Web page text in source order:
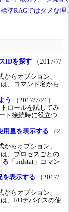
IDを探す （2017/7/
らオプション、
、コマンド名から
う
（2017/7/21）
ロールを試してみ
ト接続時に役立つ
用量を表示する （2
らオプション、
、プロセスごとの
「pidstat」コマン
表示する （2017/
らオプション、
、I/Oデバイスの使